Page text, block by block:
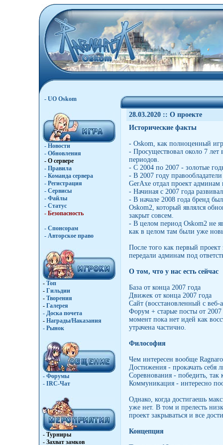
- UO Oskom
- Новости
- Обновления
- О сервере
- Правила
- Команда сервера
- Регистрация
- Сервисы
- Файлы
- Статус
- Безопасность
- Спонсорам
- Авторское право
- Топ
- Гильдии
- Творения
- Галерея
- Доска почета
- Награды/Наказания
- Рынок
- Форумы
- IRC-Чат
- Турниры
- Захват замков
28.03.2020 :: О проекте
Исторические факты
- Oskom, как полноценный
- Просуществовал около 7 лет
периодов.
- С 2004 по 2007 - золотые
- В 2007 году
GerAxe отдал проект админам
- Начиная с 2007 года
- В начале 2008 года бренд
Oskom2, который являлся
закрыт совсем.
- В целом период Oskom2 не
как в целом там были уже
После того как первый проект
передали админам под
О том, что у нас есть сейчас
База от конца 2007 года
Движек от конца 2007 года
Сайт (восстановленный с веб-
Форум + старые посты от
момент пока нет идей как
утрачена частично.
Философия
Чем интересен вообще
Достижения - прокачать себя
Соревнования - победить, так
Коммуникация - интересно
Однако, когда достигаешь
уже нет. В том и прелесть
проект закрываться и все
Концепция